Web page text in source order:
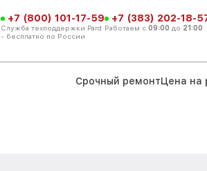
+7 (800) 101-17-59
Служба техподдержки Pard
- бесплатно по России
+7 (383) 202-18-
Работаем с 09:00 до 21:00
Срочный ремонтЦена на